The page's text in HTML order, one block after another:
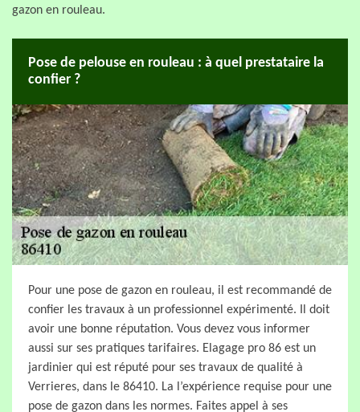
gazon en rouleau.
Pose de pelouse en rouleau : à quel prestataire la
confier ?
Pour une pose de gazon en rouleau, il est recommandé de
confier les travaux à un professionnel expérimenté. Il doit
avoir une bonne réputation. Vous devez vous informer
aussi sur ses pratiques tarifaires. Elagage pro 86 est un
jardinier qui est réputé pour ses travaux de qualité à
Verrieres, dans le 86410. La l’expérience requise pour une
pose de gazon dans les normes. Faites appel à ses